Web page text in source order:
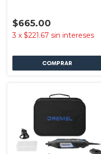
$665.00
3 x $221.67 sin intereses